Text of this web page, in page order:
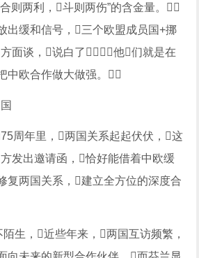
则两利，斗则两伤”的含金量。
出缓和信号，三个欧盟成员国+挪
面谈，说白了，他们就是在
中欧合作做大做强。
周年里，两国关系起起伏伏，这
发出邀请函，恰好能借着中欧缓
复两国关系，建立全方位的深度合
生，近些年来，两国互访频繁，